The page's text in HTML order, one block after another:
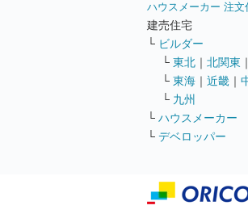
ハウスメーカー 注文
建売住宅
└ ビルダー
└ 東北 ｜ 北関東 ｜
└ 東海 ｜ 近畿 ｜
└ 九州
└ ハウスメーカー
└ デベロッパー